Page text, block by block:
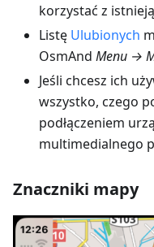
korzystać z
Listę Ulubionych
OsmAnd Menu →
Jeśli chcesz ich
wszystko, czego
podłączeniem
multimedialnego
Znaczniki mapy